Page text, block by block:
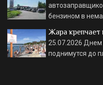
бензином в
Жара крепчает
25.07.2026 Днем
поднимутся до